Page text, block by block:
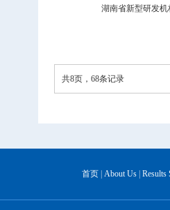
湖南省新型研发机
共8页，68条记录
首页 About Us Results